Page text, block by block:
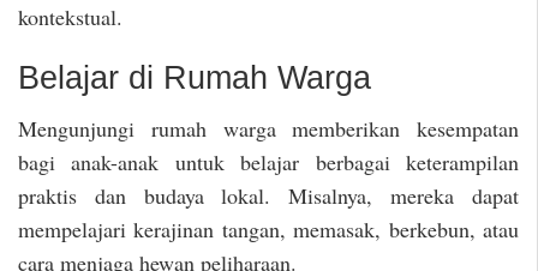
kontekstual.
Belajar di Rumah Warga
Mengunjungi rumah warga memberikan kesempatan
bagi anak-anak untuk belajar berbagai keterampilan
praktis dan budaya lokal. Misalnya, mereka dapat
mempelajari kerajinan tangan, memasak, berkebun, atau
cara menjaga hewan peliharaan.